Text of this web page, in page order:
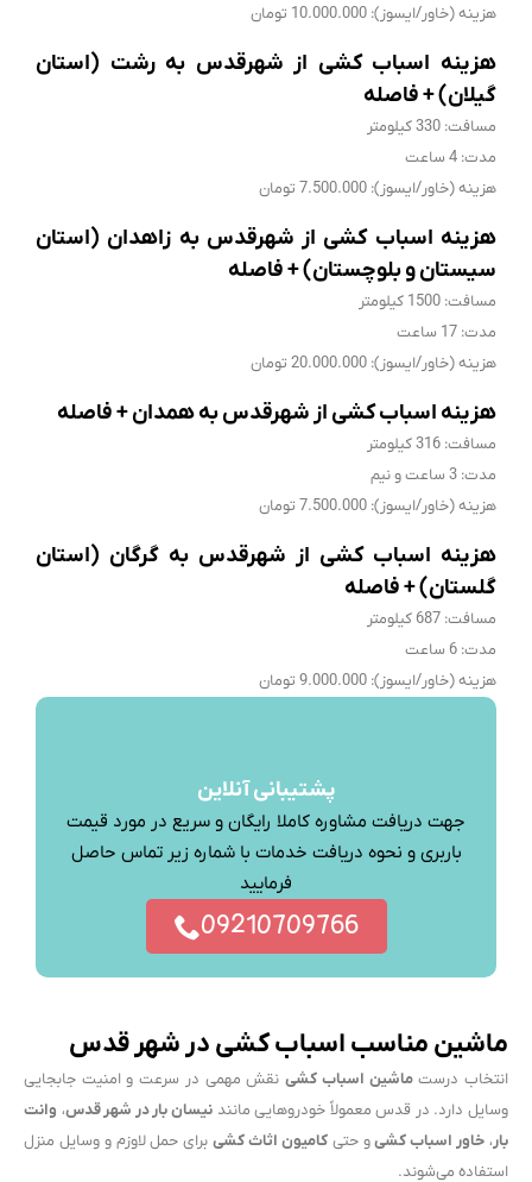
هزینه (خاور/ایسوز): 10.000.000 تومان
هزینه اسباب کشی از شهرقدس به رشت (استان
گیلان) + فاصله
مسافت: 330 کیلومتر
مدت: 4 ساعت
هزینه (خاور/ایسوز): 7.500.000 تومان
هزینه اسباب کشی از شهرقدس به زاهدان (استان
سیستان و بلوچستان) + فاصله
مسافت: 1500 کیلومتر
مدت: 17 ساعت
هزینه (خاور/ایسوز): 20.000.000 تومان
هزینه اسباب کشی از شهرقدس به همدان + فاصله
مسافت: 316 کیلومتر
مدت: 3 ساعت و نیم
هزینه (خاور/ایسوز): 7.500.000 تومان
هزینه اسباب کشی از شهرقدس به گرگان (استان
گلستان) + فاصله
مسافت: 687 کیلومتر
مدت: 6 ساعت
هزینه (خاور/ایسوز): 9.000.000 تومان
پشتیبانی آنلاین
جهت دریافت مشاوره کاملا رایگان و سریع در مورد قیمت
باربری و نحوه دریافت خدمات با شماره زیر تماس حاصل
فرمایید
09210709766
ماشین مناسب اسباب کشی در شهر قدس
انتخاب درستماشین اسباب کشینقش مهمی در سرعت و امنیت جابجایی
وسایل دارد. در قدس معمولاً خودروهایی مانندنیسان بار در شهر قدس، وانت
بار، خاور اسباب کشیو حتیکامیون اثاث کشیبرای حمل لاوزم و وسایل منزل
استفاده می‌شوند.